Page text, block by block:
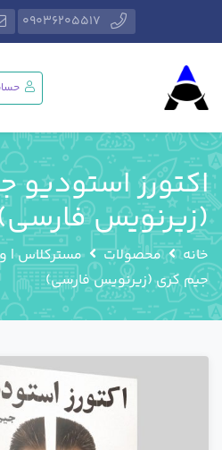
09036205517
اکتورز استودیو
(زیرنویس
خانه محصولات مسترکلاس |
جیم کری (زیرنویس فارسی)